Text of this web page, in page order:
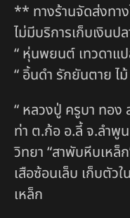
** ทางร้านจัดส่งทา
ไม่มีบริการเก็บเงินป
“ หุ่นพยนต์ เทวดาแ
“ อิ้นดำ รักยันตาย ไ
“ หลวงปู่ ครูบา ทอ
ท่า ต.ก้อ อ.ลี้ จ.ลำพู
วิทยา “สาพับหีบเห
เสือซ้อนเล็บ เก็บตัว
เหล็ก